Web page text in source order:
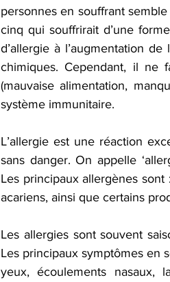
personnes en souffrant
cinq qui souffrirait d’une
d’allergie à l’augmentation
chimiques. Cependant, il ne
(mauvaise alimentation,
système immunitaire.
L’allergie est une réaction
sans danger. On appelle
Les principaux allergènes sont
acariens, ainsi que certains
Les allergies sont souvent
Les principaux symptômes en
yeux, écoulements nasaux,